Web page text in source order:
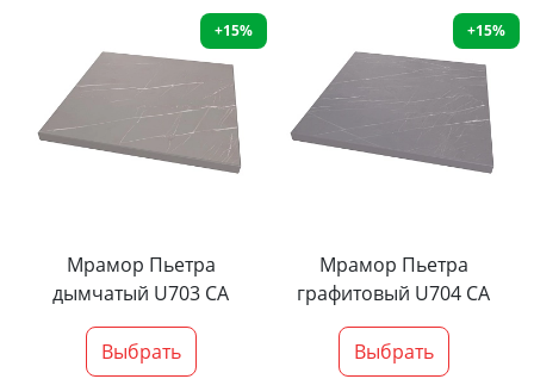
+15%
Мрамор Пьетра
дымчатый U703 CA
Выбрать
+15%
Мрамор Пьетра
графитовый U704 CA
Выбрать